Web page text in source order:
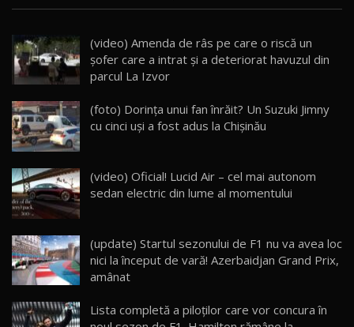
16:59
22
Noua Mazda 6e / Test Drive AutoBlog.MD
26:59
23
Lynk & Co 01 / Test Drive AutoBlog.MD
25:19
24
ZEEKR 009: Cel mai Performant și Confortabil
Van Electric Testat în Moldova / AutoBlog.MD
26:38
25
mai Exclusiv și Puternic Defender Testat în
Moldova
32:21
26
AutoBlog.MD
10:57
(video) Amenda de râs pe care o riscă un
şofer care a intrat şi a deteriorat havuzul din
parcul La Izvor
(foto) Dorința unui fan înrăit? Un Suzuki Jimny
cu cinci uși a fost adus la Chișinău
(video) Oficial! Lucid Air – cel mai autonom
sedan electric din lume al momentului
(update) Startul sezonului de F1 nu va avea loc
nici la început de vară! Azerbaidjan Grand Prix,
amânat
Lista completă a piloţilor care vor concura în